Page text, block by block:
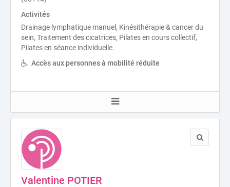
Activités
Drainage lymphatique manuel, Kinésithérapie & cancer du
sein, Traitement des cicatrices, Pilates en cours collectif,
Pilates en séance individuelle.
Accès aux personnes à mobilité réduite
Valentine POTIER